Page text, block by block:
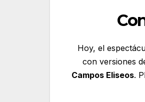
Hoy, el
con versiones
Campos Eliseos.